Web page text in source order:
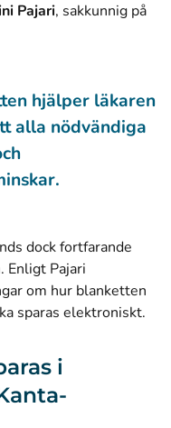
Pajari, sakkunnig på
hjälper läkaren
alla nödvändiga
dock fortfarande
Enligt Pajari
om hur blanketten
sparas elektroniskt.
i